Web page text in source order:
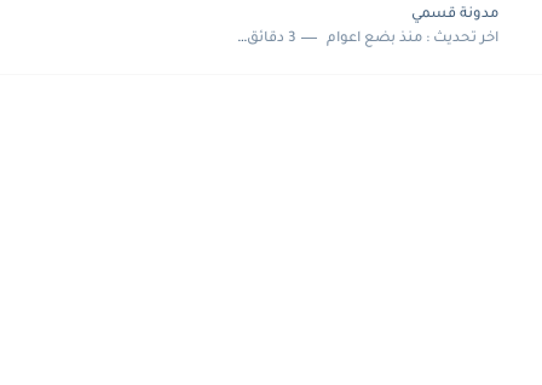
مدونة قسمي
اخر تحديث :منذ بضع اعوام 3 دقائق للقراءة